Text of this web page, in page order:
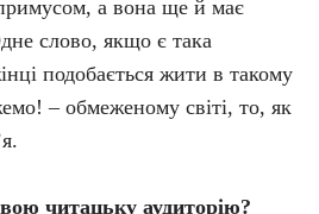
а вона ще й має
слово, якщо є така
подобається жити в такому
– обмеженому світі, то, як
читацьку аудиторію?